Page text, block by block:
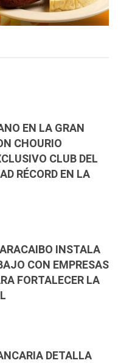
EN LA GRAN
CHOURIO
CLUB DEL
RÉCORD EN LA
INSTALA
CON EMPRESAS
FORTALECER LA
DETALLA